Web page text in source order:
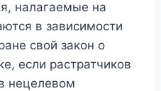
налагаемые на
в зависимости
свой закон о
если растратчиков
нецелевом